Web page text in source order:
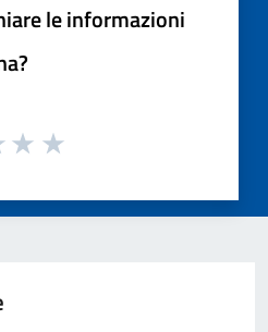
le informazioni